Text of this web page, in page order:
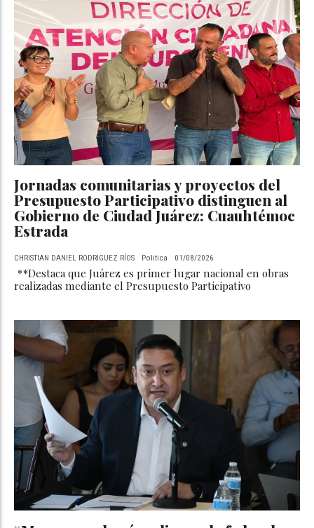
Jornadas comunitarias y proyectos del
Presupuesto Participativo distinguen al
Gobierno de Ciudad Juárez: Cuauhtémoc
Estrada
CHRISTIAN DANIEL RODRIGUEZ RÍOS Politica 01/08/2026
**Destaca que Juárez es primer lugar nacional en obras
realizadas mediante el Presupuesto Participativo